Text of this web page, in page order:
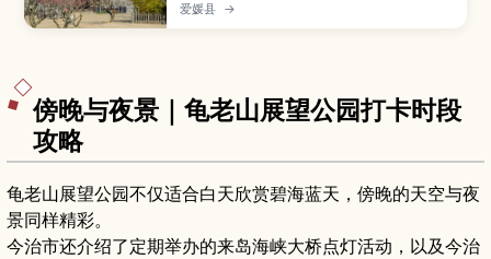
天守之一，从天守眺望市区与濑户内海景色壮观。
文章介绍松山城的历史与看点、缆车和登山道的上
爱媛县 →
傍晚与夜景｜龟老山展望公园打卡时段
攻略
龟老山展望公园不仅适合白天欣赏碧海蓝天，傍晚的天空与夜
景同样精彩。
今治市还介绍了定期举办的来岛海峡大桥点灯活动，以及今治